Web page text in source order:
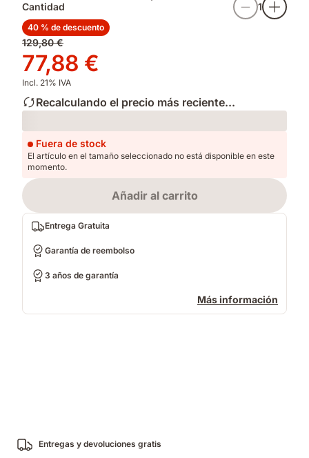
Cantidad
1
40 % de descuento
Precio
original
129,80 €
129,80 €
Precio
77,88 €
77,88 €
Incl. 21% IVA
Recalculando el precio más reciente...
Loading
Fuera de stock
El artículo en el tamaño seleccionado no está disponible en este
momento.
Añadir al carrito
Entrega Gratuita
Garantía de reembolso
3 años de garantía
Más información
Entregas y devoluciones gratis